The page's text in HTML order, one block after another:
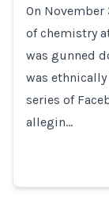
Loading...
On November
of chemistry
was gunned
was
series of
allegin…